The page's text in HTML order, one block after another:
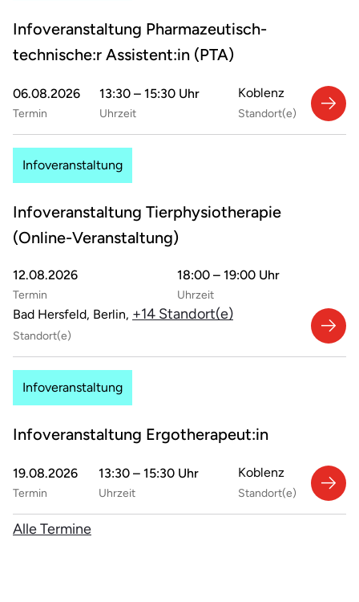
Infoveranstaltung Pharmazeutisch-
technische:r Assistent:in (PTA)
06.08.2026
Termin
13:30 – 15:30 Uhr
Uhrzeit
Koblenz
Standort(e)
Infoveranstaltung
Infoveranstaltung Tierphysiotherapie
(Online-Veranstaltung)
12.08.2026
Termin
18:00 – 19:00 Uhr
Uhrzeit
Bad Hersfeld, Berlin, +14 Standort(e)
Standort(e)
Infoveranstaltung
Infoveranstaltung Ergotherapeut:in
19.08.2026
Termin
13:30 – 15:30 Uhr
Uhrzeit
Koblenz
Standort(e)
Alle Termine